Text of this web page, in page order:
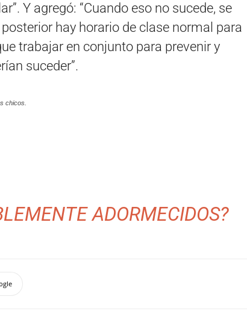
Y agregó: “Cuando eso no sucede, se
hay horario de clase normal para
trabajar en conjunto para prevenir y
suceder”.
chicos.
ADORMECIDOS?